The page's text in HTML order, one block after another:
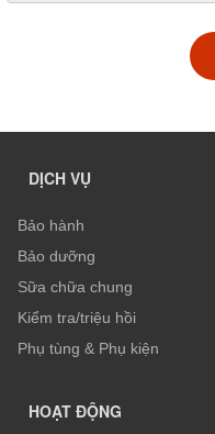
DỊCH VỤ
Bảo hành
Bảo dưỡng
Sữa chữa chung
Kiểm tra/triệu hồi
Phụ tùng & Phụ kiện
HOẠT ĐỘNG